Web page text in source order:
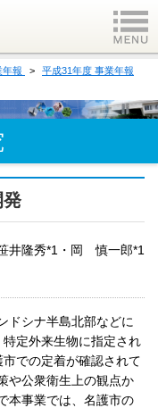
年報
平成31年度 事業年報
発
井隆秀*1・岡 慎一郎*1
ドシナ半島北部などに
定外来生物に指定され
での定着が確認されて
や公衆衛生上の観点か
本事業では、名護市の